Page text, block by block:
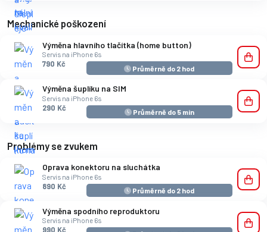
Mechanické poškození
Výměna hlavního tlačítka (home button)
Servis na iPhone 6s
790 Kč
Průměrně do 2 hod
Výměna šuplíku na SIM
Servis na iPhone 6s
290 Kč
Průměrně do 5 min
Problémy se zvukem
Oprava konektoru na sluchátka
Servis na iPhone 6s
890 Kč
Průměrně do 2 hod
Výměna spodního reproduktoru
Servis na iPhone 6s
990 Kč